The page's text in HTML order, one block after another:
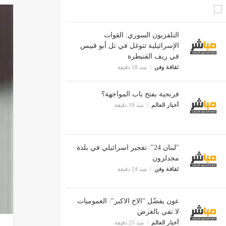
التلفزيون السوري: القوات
الإسرائيلية تتوغل في تل أبو قبيس
في ريف القنيطرة
ثقافة وفن منذ 18 دقيقة
فرنجية يفتح باب المواجهة؟
أخبار العالم منذ 19 دقيقة
"لبنان 24": تفجير اسرائيلي في بلدة
مجدلزون
ثقافة وفن منذ 24 دقيقة
عون يفضّل "الاخ الاكبر": العموميات
لا تفي بالغرض
أخبار العالم منذ 25 دقيقة